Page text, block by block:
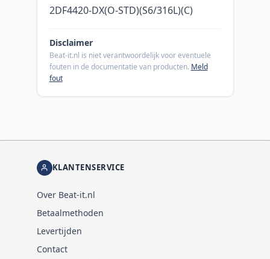
2DF4420-DX(O-STD)(S6/316L)(C)
Disclaimer
Beat-it.nl is niet verantwoordelijk voor eventuele
fouten in de documentatie van producten. Meld
fout
KLANTENSERVICE
Over Beat-it.nl
Betaalmethoden
Levertijden
Contact